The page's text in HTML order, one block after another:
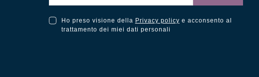
Ho preso visione della Privacy policy e acconsento al
trattamento dei miei dati personali